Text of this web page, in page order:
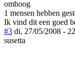
omhoog
1 mensen hebben
Ik vind dit een goed
#3 di, 27/05/2008 -
susetta